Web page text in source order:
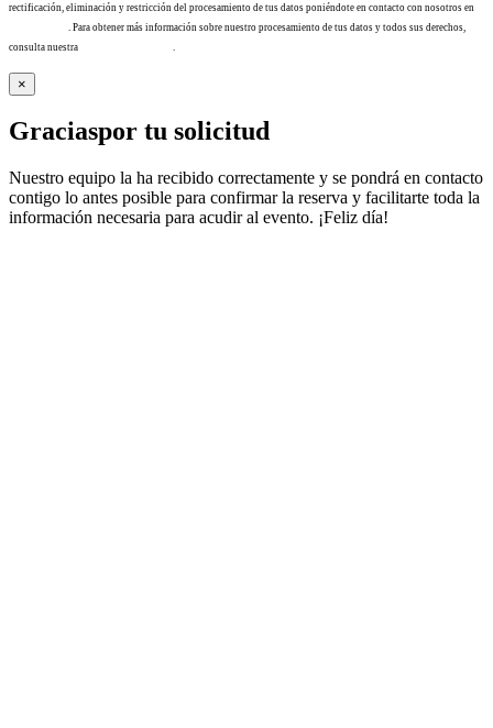
rectificación, eliminación y restricción del procesamiento de tus datos poniéndote en contacto con nosotros en
. Para obtener más información sobre nuestro procesamiento de tus datos y todos sus derechos,
consulta nuestra
×
Graciaspor tu solicitud
Nuestro equipo la ha recibido correctamente y se pondrá en contacto
contigo lo antes posible para confirmar la reserva y facilitarte toda la
información necesaria para acudir al evento. ¡Feliz día!